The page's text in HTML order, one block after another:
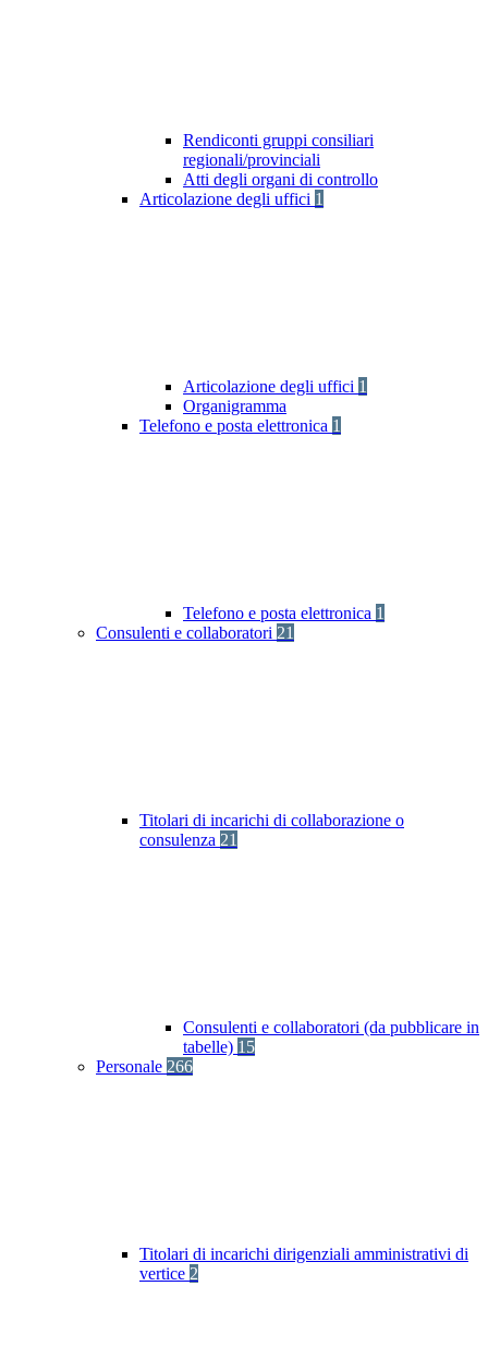
Rendiconti gruppi consiliari
regionali/provinciali
Atti degli organi di controllo
Articolazione degli uffici 1
Articolazione degli uffici 1
Organigramma
Telefono e posta elettronica 1
Telefono e posta elettronica 1
Consulenti e collaboratori 21
Titolari di incarichi di collaborazione o
consulenza 21
Consulenti e collaboratori (da pubblicare in
tabelle) 15
Personale 266
Titolari di incarichi dirigenziali amministrativi di
vertice 2